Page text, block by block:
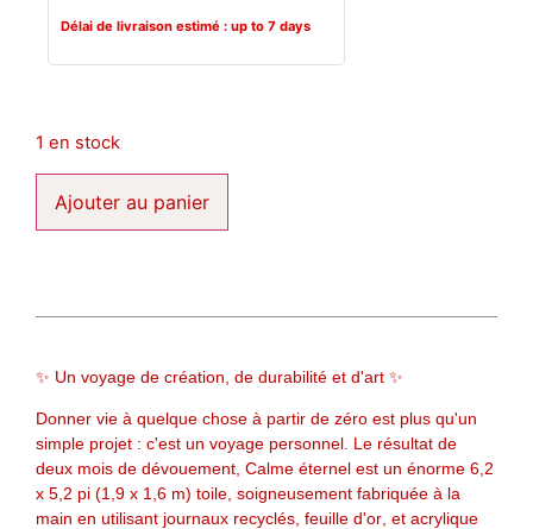
Délai de livraison estimé : up to 7 days
1 en stock
Ajouter au panier
✨ Un voyage de création, de durabilité et d'art ✨
Donner vie à quelque chose à partir de zéro est plus qu'un
simple projet : c'est un voyage personnel. Le résultat de
deux mois de dévouement, Calme éternel est un énorme 6,2
x 5,2 pi (1,9 x 1,6 m) toile, soigneusement fabriquée à la
main en utilisant journaux recyclés feuille d'or , et acrylique